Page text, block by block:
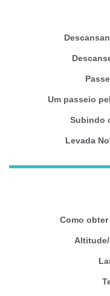
Um passeio
Subindo
Levada
Como